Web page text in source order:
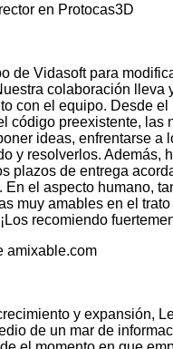
en Protocas3D
de Vidasoft para
colaboración lleva
con el equipo. Desde el
código preexistente, las
ideas, enfrentarse a
y resolverlos. Además,
plazos de entrega
En el aspecto humano,
muy amables en el
recomiendo
amixable.com
y expansión,
de un mar de